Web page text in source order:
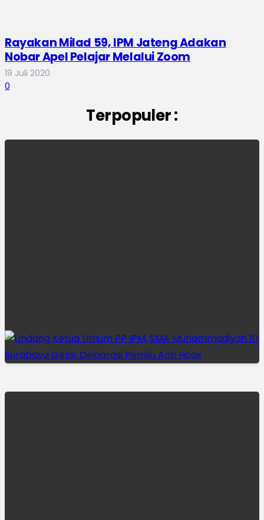
Rayakan Milad 59, IPM Jateng Adakan
Nobar Apel Pelajar Melalui Zoom
19 Juli 2020
0
Terpopuler :